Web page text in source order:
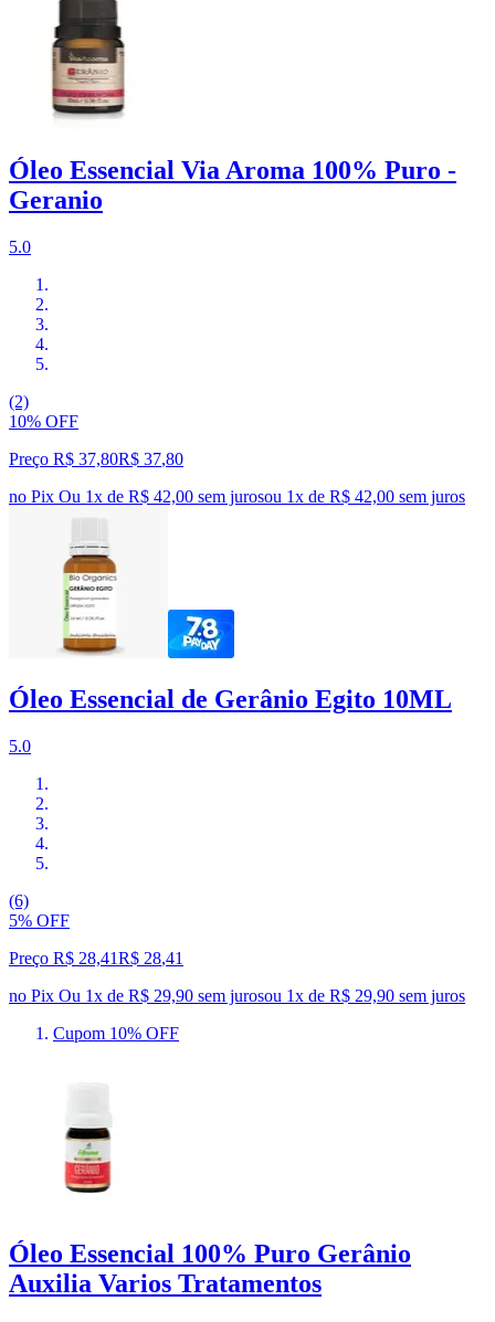
Óleo Essencial Via Aroma 100% Puro -
Geranio
5.0
(2)
10% OFF
Preço R$ 37,80R$ 37,80
no Pix Ou 1x de R$ 42,00 sem jurosou 1x de R$ 42,00 sem juros
Óleo Essencial de Gerânio Egito 10ML
5.0
(6)
5% OFF
Preço R$ 28,41R$ 28,41
no Pix Ou 1x de R$ 29,90 sem jurosou 1x de R$ 29,90 sem juros
Cupom 10% OFF
Óleo Essencial 100% Puro Gerânio
Auxilia Varios Tratamentos